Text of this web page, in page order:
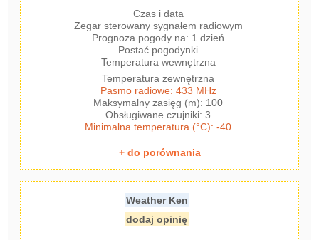
Czas i data
Zegar sterowany sygnałem radiowym
Prognoza pogody na: 1 dzień
Postać pogodynki
Temperatura wewnętrzna
Temperatura zewnętrzna
Pasmo radiowe: 433 MHz
Maksymalny zasięg (m): 100
Obsługiwane czujniki: 3
Minimalna temperatura (°C): -40
+ do porównania
Weather Ken
dodaj opinię